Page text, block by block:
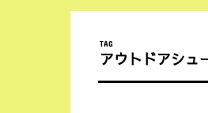
TAG
アウトドアシュ